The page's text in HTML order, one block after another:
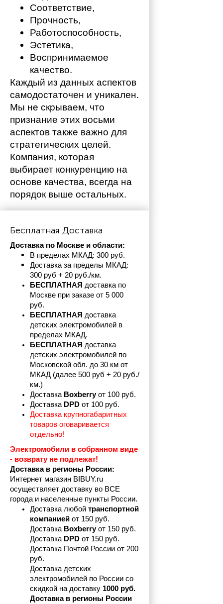
Соответствие,
Прочность,
Работоспособность,
Эстетика,
Воспринимаемое
качество.
Каждый из данных аспектов
самодостаточен и уникален.
Мы не скрываем, что
признание этих восьми
аспектов также важно для
стратегических целей.
Компания, которая
выбирает конкуренцию на
основе качества, всегда на
порядок выше остальных.
Бесплатная Доставка
Доставка по Москве и области:
В пределах МКАД: 300 руб.
Доставка за пределы МКАД:
300 руб + 20 руб./км.
БЕСПЛАТНАЯ доставка по
Москве при заказе от 5 000
руб.
БЕСПЛАТНАЯ доставка
детских электромобилей в
пределах МКАД.
БЕСПЛАТНАЯ доставка
детских электромобилей по
Московской обл. до 30 км от
МКАД (далее 500 руб + 20 руб./
км.)
Доставка Boxberry от 100 руб.
Доставка DPD от 100 руб.
Доставка крупногабаритных
товаров оговаривается
отдельно!
Электромобили в собранном виде
- возврату не подлежат!
Доставка в регионы России:
Интернет магазин BIBUY.ru
осуществляет доставку во ВСЕ
города и населенные пункты России.
Доставка любой транспортной
компанией от 150 руб.
Доставка Boxberry от 150 руб.
Доставка DPD от 150 руб.
Доставка Почтой России от 200
руб.
Доставка детских
электромобилей по России со
скидкой на доставку 1000 руб.
Доставка в регионы России